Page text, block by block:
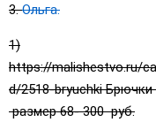
3.Ольга.
1)
https://malishestvo.ru/
d/2518-bryuchki
размер 68- 300 руб.